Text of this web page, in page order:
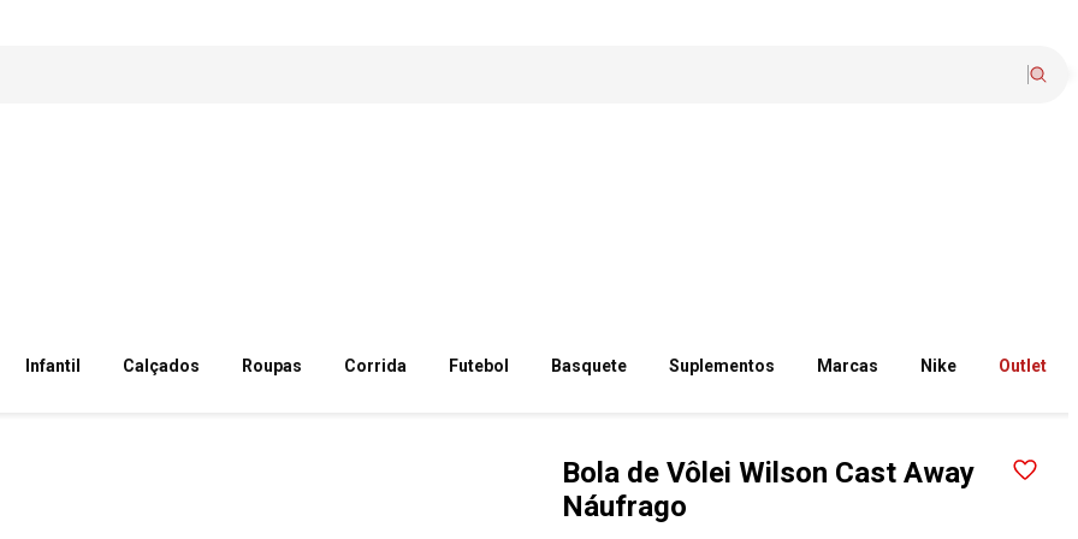
Infantil Calçados Roupas Corrida Futebol Basquete Suplementos Marcas Nike Outlet
Bola de Vôlei Wilson Cast Away
Náufrago